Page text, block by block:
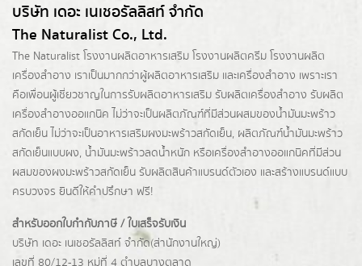
บริษัท เดอะ เนเชอรัลลิสท์ จำกัด
The Naturalist Co., Ltd.
The Naturalist โรงงานผลิตอาหารเสริม โรงงานผลิตครีม โรงงานผลิต
เครื่องสำอาง เราเป็นมากกว่าผู้ผลิตอาหารเสริม และเครื่องสำอาง เพราะเรา
คือเพื่อนผู้เชี่ยวชาญในการรับผลิตอาหารเสริม รับผลิตเครื่องสำอาง รับผลิต
เครื่องสำอางออแกนิค ไม่ว่าจะเป็นผลิตภัณฑ์ที่มีส่วนผสมของน้ำมันมะพร้าว
สกัดเย็น ไม่ว่าจะเป็นอาหารเสริมผงมะพร้าวสกัดเย็น, ผลิตภัณฑ์น้ำมันมะพร้าว
สกัดเย็นแบบผง, น้ำมันมะพร้าวลดน้ำหนัก หรือเครื่องสำอางออแกนิคที่มีส่วน
ผสมของผงมะพร้าวสกัดเย็น รับผลิตสินค้าแบรนด์ตัวเอง และสร้างแบรนด์แบบ
ครบวงจร ยินดีให้คำปรึกษา ฟรี!
สำหรับออกใบกำกับภาษี / ใบเสร็จรับเงิน
บริษัท เดอะ เนเชอรัลลิสท์ จำกัด(ส่านักงานใหญ่)
เลขที่ 80/12-13 หมู่ที่ 4 ตำบลบางตลาด